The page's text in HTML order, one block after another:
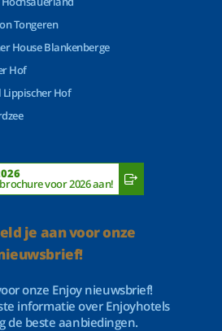
Tongeren
House Blankenberge
Hof
Lippischer Hof
voor 2026 aan!
je aan voor onze
onze Enjoy nieuwsbrief!
informatie over Enjoyhotels
de beste aanbiedingen.